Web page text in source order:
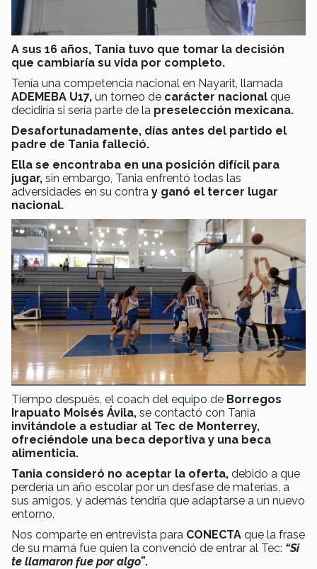
A sus 16 años, Tania tuvo que tomar la decisión
que cambiaría su vida por completo.
Tenía una competencia nacional en Nayarit, llamada
ADEMEBA U17, un torneo de carácter nacional que
decidiría si sería parte de la preselección mexicana.
Desafortunadamente, días antes del partido el
padre de Tania falleció.
Ella se encontraba en una posición difícil para
jugar, sin embargo, Tania enfrentó todas las
adversidades en su contra y ganó el tercer lugar
nacional.
Tiempo después, el coach del equipo de Borregos
Irapuato Moisés Ávila, se contactó con Tania
invitándole a estudiar al Tec de Monterrey,
ofreciéndole una beca deportiva y una beca
alimenticia.
Tania consideró no aceptar la oferta, debido a que
perdería un año escolar por un desfase de materias, a
sus amigos, y además tendría que adaptarse a un nuevo
entorno.
Nos comparte en entrevista para CONECTA que la frase
de su mamá fue quien la convenció de entrar al Tec: “Si
te llamaron fue por algo”.